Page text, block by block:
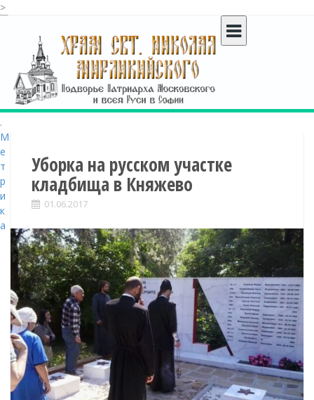
>
c
o
n
t
e
n
t
Уборка на русском участке
кладбища в Княжево
01.06.2017